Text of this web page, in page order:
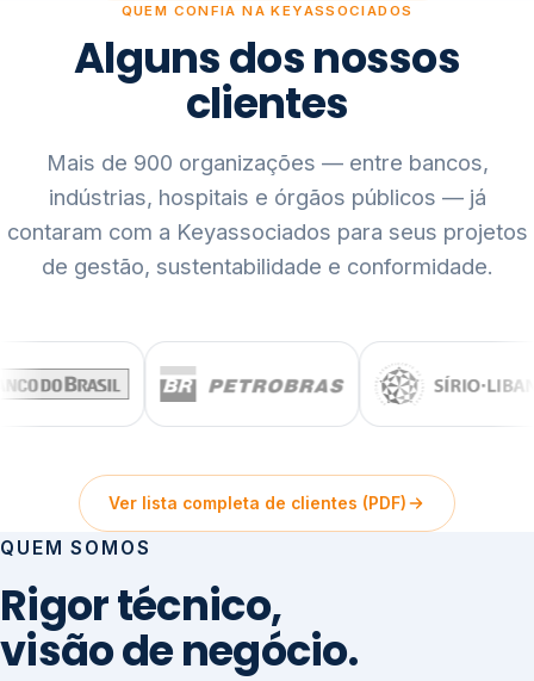
QUEM CONFIA NA KEYASSOCIADOS
Alguns dos nossos
clientes
Mais de 900 organizações — entre bancos,
indústrias, hospitais e órgãos públicos — já
contaram com a Keyassociados para seus projetos
de gestão, sustentabilidade e conformidade.
Ver lista completa de clientes (PDF)
QUEM SOMOS
Rigor técnico,
visão de negócio.